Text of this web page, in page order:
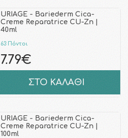
URIAGE - Bariederm Cica-
Creme Reparatrice CU-Zn |
40ml
63 Πόντοι
7.79€
ΣΤΟ ΚΑΛΑΘΙ
URIAGE - Bariederm Cica-
Creme Reparatrice CU-Zn |
100ml